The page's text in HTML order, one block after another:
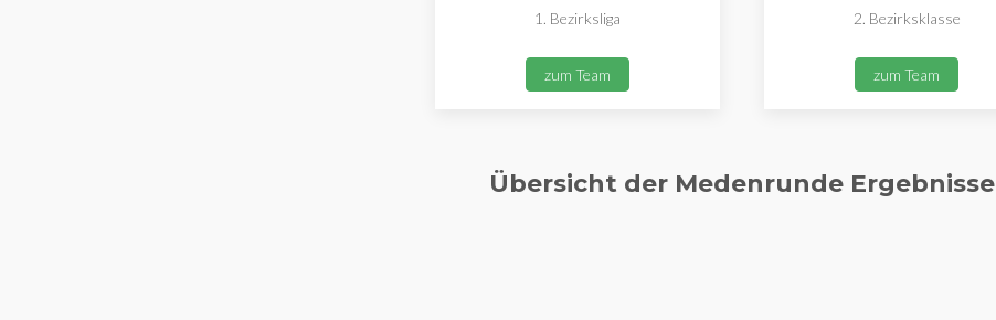
1. Bezirksliga
zum Team
2. Bezirksklasse
zum Team
Übersicht der Medenrunde Ergebnisse